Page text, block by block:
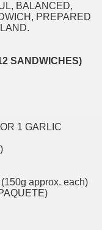
BALANCED,
PREPARED
SANDWICHES)
1 GARLIC
approx. each)